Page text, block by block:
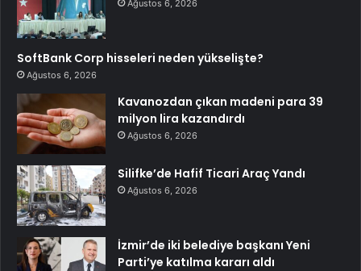
Ağustos 6, 2026
SoftBank Corp hisseleri neden yükselişte?
Ağustos 6, 2026
Kavanozdan çıkan madeni para 39
milyon lira kazandırdı
Ağustos 6, 2026
Silifke’de Hafif Ticari Araç Yandı
Ağustos 6, 2026
İzmir’de iki belediye başkanı Yeni
Parti’ye katılma kararı aldı